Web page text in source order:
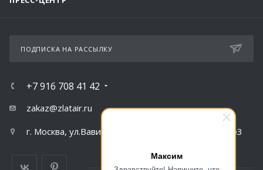
Максим
ПОДПИСКА НА РАССЫЛКУ
+7 916 708 41 42
zakaz@zlatair.ru
г. Москва, ул.Вавилова, д.79, корпус 1, подъезд №3